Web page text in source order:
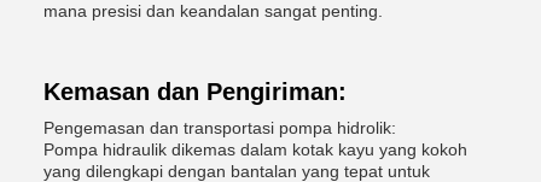
mana presisi dan keandalan sangat penting.
Kemasan dan Pengiriman:
Pengemasan dan transportasi pompa hidrolik:
Pompa hidraulik dikemas dalam kotak kayu yang kokoh
yang dilengkapi dengan bantalan yang tepat untuk